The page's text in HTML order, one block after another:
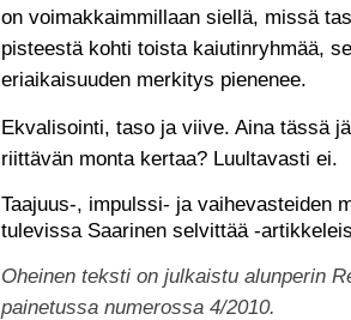
on voimakkaimmillaan siellä, missä
pisteestä kohti toista kaiutinryhmää,
eriaikaisuuden merkitys pienenee.
Ekvalisointi, taso ja viive. Aina tässä
riittävän monta kertaa? Luultavasti ei.
Taajuus-, impulssi- ja vaihevasteiden
tulevissa Saarinen selvittää -
Oheinen teksti on julkaistu alunperin
painetussa numerossa 4/2010.